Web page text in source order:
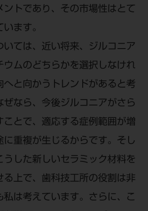
ントであり、その市場性はとて
ます。
いては、近い将来、ジルコニア
ウムのどちらかを選択しなけれ
へと向かうトレンドがあると考
ぜなら、今後ジルコニアがさら
ことで、適応する症例範囲が増
に重複が生じるからです。そし
うした新しいセラミック材料を
る上で、歯科技工所の役割は非
私は考えています。さらに、こ